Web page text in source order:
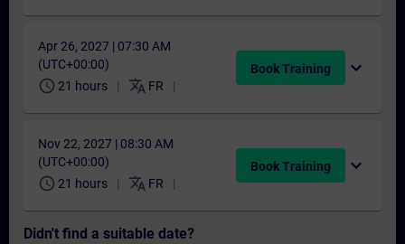
Apr 26, 2027 | 07:30 AM
(UTC+00:00)
schedule 21 hours translate FR
Book Training expand_more
Nov 22, 2027 | 08:30 AM
(UTC+00:00)
schedule 21 hours translate FR
Book Training expand_more
Didn't find a suitable date?